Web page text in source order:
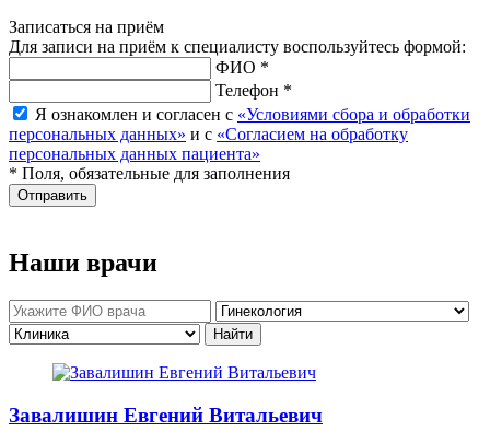
Записаться на приём
Для записи на приём к специалисту воспользуйтесь формой:
ФИО *
Телефон *
Я ознакомлен и согласен с «Условиями сбора и обработки
персональных данных» и с «Согласием на обработку
персональных данных пациента»
* Поля, обязательные для заполнения
Отправить
Наши врачи
Завалишин Евгений Витальевич